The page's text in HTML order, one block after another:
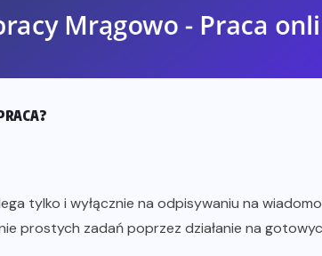
tylko i wyłącznie na odpisywaniu na
prostych zadań poprzez działanie na